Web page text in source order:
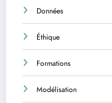
Données
Éthique
Formations
Modélisation